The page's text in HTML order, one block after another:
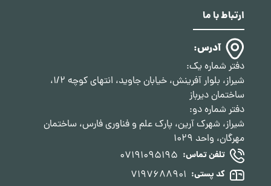
ارتباط با ما
آدرس:
دفتر شماره یک:
شیراز، بلوار آفرینش، خیابان جاوید، انتهای کوچه 1/2،
ساختمان دیرباز
دفتر شماره دو:
شیراز، شهرک آرین، پارک علم و فناوری فارس، ساختمان
مهرگان، واحد 1029
تلفن تماس: 07191095195
کد پستی: 7197688901